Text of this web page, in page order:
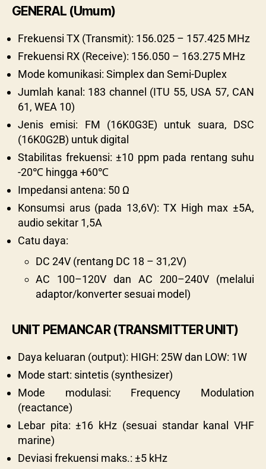
GENERAL (Umum)
Frekuensi TX (Transmit): 156.025 – 157.425 MHz
Frekuensi RX (Receive): 156.050 – 163.275 MHz
Mode komunikasi: Simplex dan Semi-Duplex
Jumlah kanal: 183 channel (ITU 55, USA 57, CAN
61, WEA 10)
Jenis emisi: FM (16K0G3E) untuk suara, DSC
(16K0G2B) untuk digital
Stabilitas frekuensi: ±10 ppm pada rentang suhu
-20℃ hingga +60℃
Impedansi antena: 50 Ω
Konsumsi arus (pada 13,6V): TX High max ±5A,
audio sekitar 1,5A
Catu daya:
DC 24V (rentang DC 18 – 31,2V)
AC 100–120V dan AC 200–240V (melalui
adaptor/konverter sesuai model)
UNIT PEMANCAR (TRANSMITTER UNIT)
Daya keluaran (output): HIGH: 25W dan LOW: 1W
Mode start: sintetis (synthesizer)
Mode modulasi: Frequency Modulation
(reactance)
Lebar pita: ±16 kHz (sesuai standar kanal VHF
marine)
Deviasi frekuensi maks.: ±5 kHz